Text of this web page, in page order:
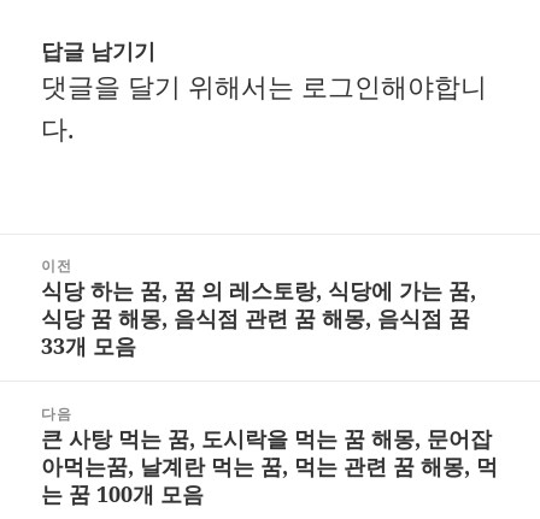
답글 남기기
댓글을 달기 위해서는 로그인해야합니
다.
이전
이
전
식당 하는 꿈, 꿈 의 레스토랑, 식당에 가는 꿈,
식당 꿈 해몽, 음식점 관련 꿈 해몽, 음식점 꿈
33개 모음
다음
다
음
큰 사탕 먹는 꿈, 도시락을 먹는 꿈 해몽, 문어잡
아먹는꿈, 날계란 먹는 꿈, 먹는 관련 꿈 해몽, 먹
는 꿈 100개 모음